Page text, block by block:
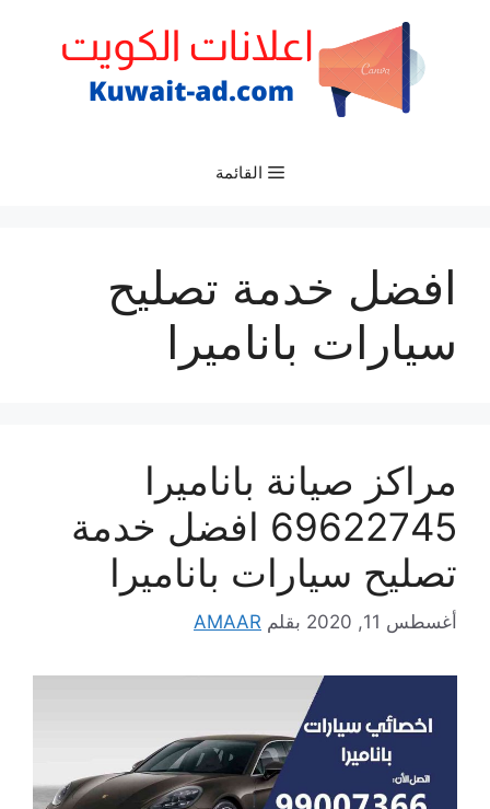
القائمة
افضل خدمة تصليح
سيارات باناميرا
مراكز صيانة باناميرا
69622745 افضل خدمة
تصليح سيارات باناميرا
أغسطس 11, 2020 بقلم AMAAR